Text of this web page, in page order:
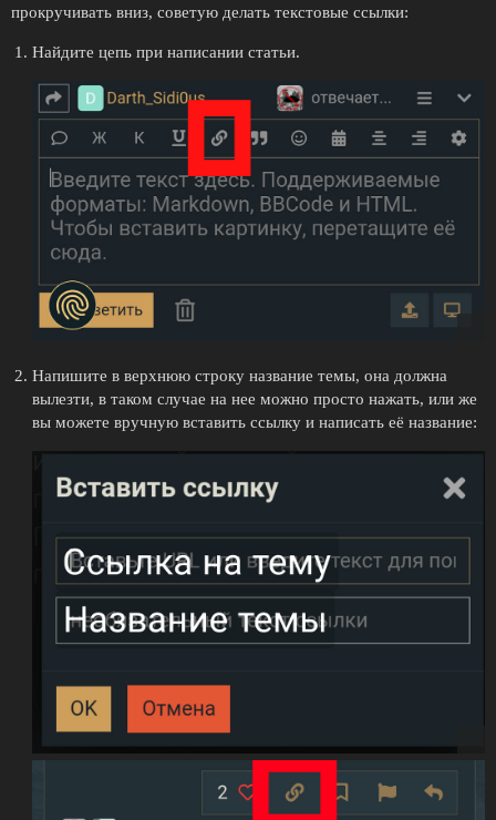
прокручивать вниз, советую делать текстовые ссылки:
Найдите цепь при написании статьи.
Напишите в верхнюю строку название темы, она должна
вылезти, в таком случае на нее можно просто нажать, или же
вы можете вручную вставить ссылку и написать её название: